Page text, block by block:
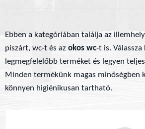
Ebben a kategóriában találja az
piszárt, wc-t és az okos wc-t is.
legmegfelelőbb terméket és legyen
Minden termékünk magas minőségben
könnyen higiénikusan tartható.